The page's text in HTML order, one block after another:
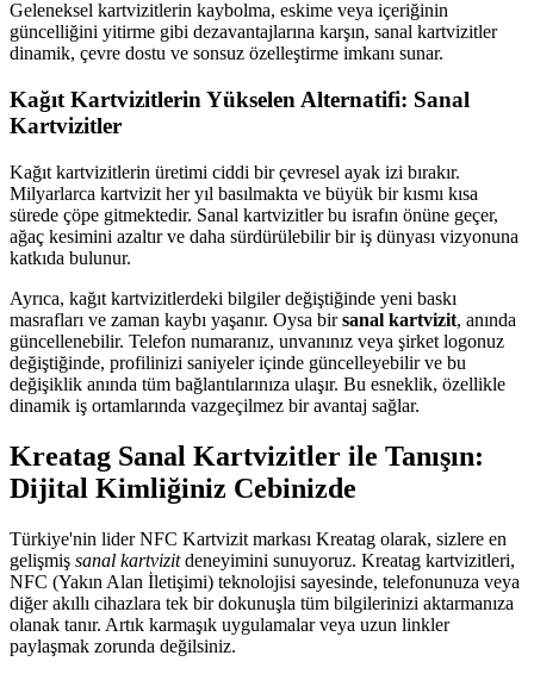
Geleneksel kartvizitlerin kaybolma, eskime veya içeriğinin
güncelliğini yitirme gibi dezavantajlarına karşın, sanal kartvizitler
dinamik, çevre dostu ve sonsuz özelleştirme imkanı sunar.
Kağıt Kartvizitlerin Yükselen Alternatifi: Sanal
Kartvizitler
Kağıt kartvizitlerin üretimi ciddi bir çevresel ayak izi bırakır.
Milyarlarca kartvizit her yıl basılmakta ve büyük bir kısmı kısa
sürede çöpe gitmektedir. Sanal kartvizitler bu israfın önüne geçer,
ağaç kesimini azaltır ve daha sürdürülebilir bir iş dünyası vizyonuna
katkıda bulunur.
Ayrıca, kağıt kartvizitlerdeki bilgiler değiştiğinde yeni baskı
masrafları ve zaman kaybı yaşanır. Oysa birsanal kartvizit, anında
güncellenebilir. Telefon numaranız, unvanınız veya şirket logonuz
değiştiğinde, profilinizi saniyeler içinde güncelleyebilir ve bu
değişiklik anında tüm bağlantılarınıza ulaşır. Bu esneklik, özellikle
dinamik iş ortamlarında vazgeçilmez bir avantaj sağlar.
Kreatag Sanal Kartvizitler ile Tanışın:
Dijital Kimliğiniz Cebinizde
Türkiye'nin lider NFC Kartvizit markası Kreatag olarak, sizlere en
gelişmiş sanal kartvizitdeneyimini sunuyoruz. Kreatag kartvizitleri,
NFC (Yakın Alan İletişimi) teknolojisi sayesinde, telefonunuza veya
diğer akıllı cihazlara tek bir dokunuşla tüm bilgilerinizi aktarmanıza
olanak tanır. Artık karmaşık uygulamalar veya uzun linkler
paylaşmak zorunda değilsiniz.